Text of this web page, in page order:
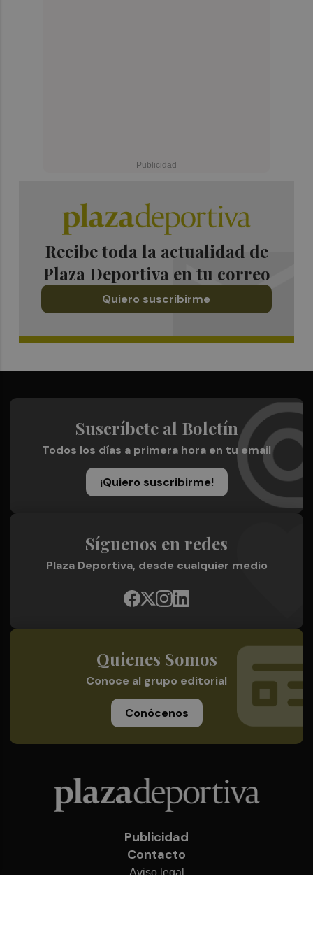
Recibe toda la actualidad de
Plaza Deportiva en tu correo
Quiero suscribirme
Suscríbete al Boletín
Todos los días a primera hora en tu email
¡Quiero suscribirme!
Síguenos en redes
Plaza Deportiva, desde cualquier medio
Quienes Somos
Conoce al grupo editorial
Conócenos
Publicidad
Contacto
Aviso legal